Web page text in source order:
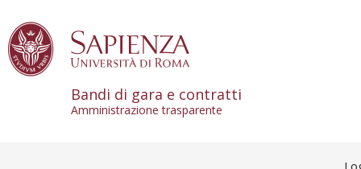
Bandi di gara e contratti
Amministrazione trasparente